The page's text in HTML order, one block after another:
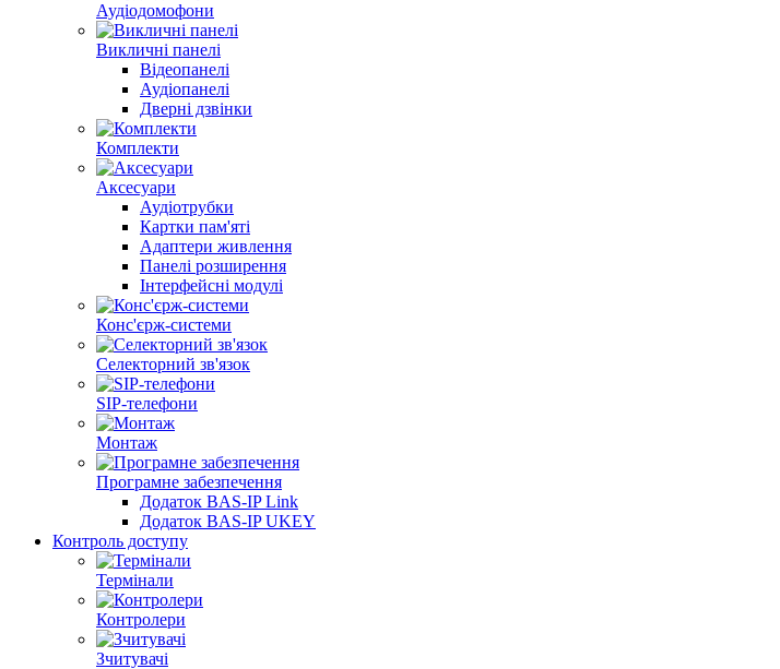
Аудіодомофони
Викличні панелі
Відеопанелі
Аудіопанелі
Дверні дзвінки
Комплекти
Аксесуари
Аудіотрубки
Картки пам'яті
Адаптери живлення
Панелі розширення
Інтерфейсні модулі
Конс'єрж-системи
Селекторний зв'язок
SIP‑телефони
Монтаж
Програмне забезпечення
Додаток BAS-IP Link
Додаток BAS-IP UKEY
Контроль доступу
Термінали
Контролери
Зчитувачі